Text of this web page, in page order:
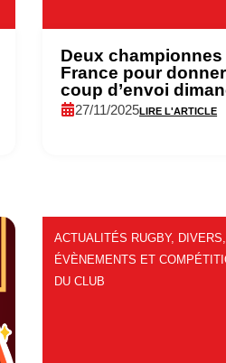
Deux championnes
France pour
coup d’envoi
27/11/2025LIRE L'ARTICLE
ACTUALITÉS RUGBY, DIVERS
ÉVÈNEMENTS ET
DU CLUB